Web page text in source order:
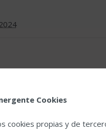
Cookies
cookies propias y de